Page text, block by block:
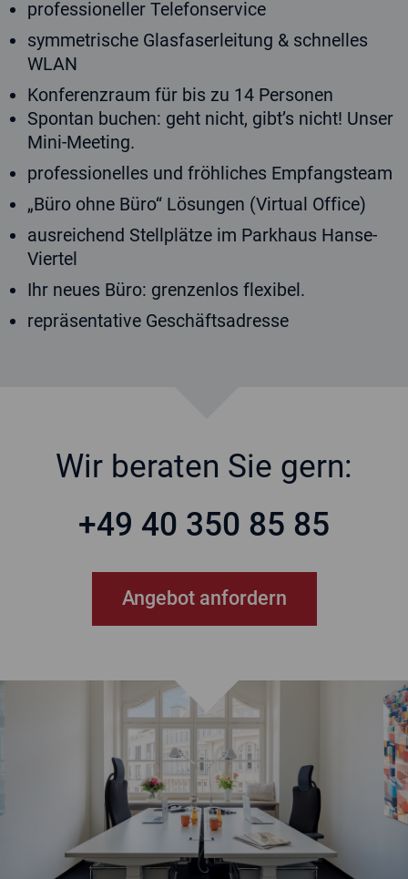
professioneller Telefonservice
symmetrische Glasfaserleitung & schnelles
WLAN
Konferenzraum für bis zu 14 Personen
Spontan buchen: geht nicht, gibt’s nicht! Unser
Mini-Meeting.
professionelles und fröhliches Empfangsteam
„Büro ohne Büro“ Lösungen (Virtual Office)
ausreichend Stellplätze im Parkhaus Hanse-
Viertel
Ihr neues Büro: grenzenlos flexibel.
repräsentative Geschäftsadresse
Wir beraten Sie gern:
+49 40 350 85 85
Angebot anfordern